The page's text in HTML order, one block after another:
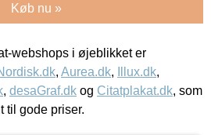
Køb nu »
webshops i øjeblikket er
, Aurea.dk, Illux.dk,
, desaGraf.dk og Citatplakat.dk, som
til gode priser.